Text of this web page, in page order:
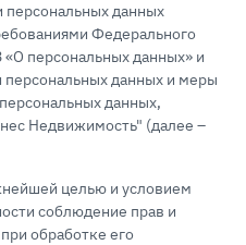
персональных данных
Федерального
персональных данных» и
персональных данных и меры
данных,
Недвижимость" (далее –
целью и условием
соблюдение прав и
обработке его